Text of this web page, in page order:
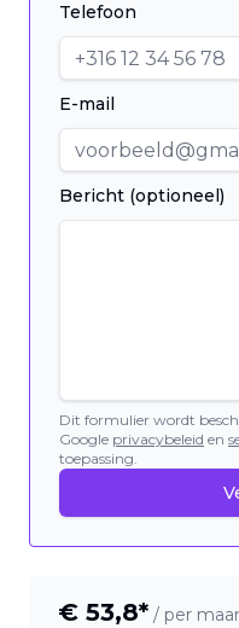
Telefoon
E-mail
Bericht (optioneel)
Dit formulier wordt
Google privacybeleid en
toepassing.
€ 53,8* / per